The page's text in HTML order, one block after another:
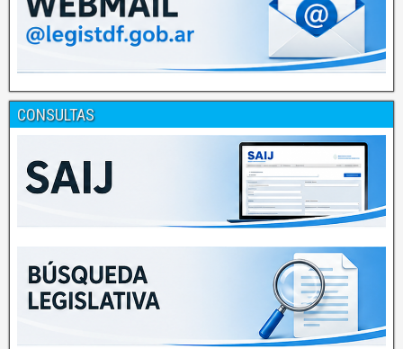
CONSULTAS